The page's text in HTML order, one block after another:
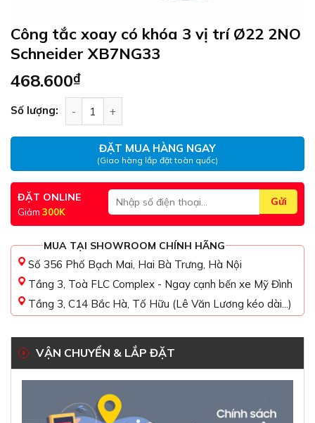
Công tắc xoay có khóa 3 vị trí Ø22 2NO
Schneider XB7NG33
468.600₫
Số lượng:
ĐẶT MUA HÀNG NGAY
(Giao hàng lắp đặt toàn quốc)
ĐẶT ONLINE
Giảm 300K
MUA TẠI SHOWROOM CHÍNH HÃNG
Số 356 Phố Bạch Mai, Hai Bà Trưng, Hà Nội
Tầng 3, Toà FLC Complex - Ngay cạnh bến xe Mỹ Đình
Tầng 3, C14 Bắc Hà, Tố Hữu (Lê Văn Lương kéo dài...)
VẬN CHUYỂN & LẮP ĐẶT